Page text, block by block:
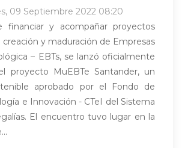
09 Septiembre 2022 08:20
y acompañar proyectos
creación y maduración de Empresas
– EBTs, se lanzó oficialmente
proyecto MuEBTe Santander, un
aprobado por el Fondo de
e Innovación - CTeI del Sistema
El encuentro tuvo lugar en la